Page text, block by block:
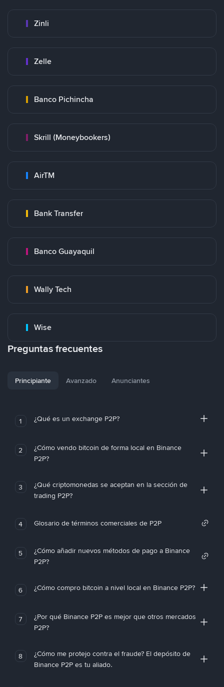
Zinli
Zelle
Banco Pichincha
Skrill (Moneybookers)
AirTM
Bank Transfer
Banco Guayaquil
Wally Tech
Wise
Preguntas frecuentes
Principiante Avanzado Anunciantes
1 ¿Qué es un exchange P2P?
2
¿Cómo vendo bitcoin de forma local en Binance
P2P?
3
¿Qué criptomonedas se aceptan en la sección de
trading P2P?
4 Glosario de términos comerciales de P2P
5
¿Cómo añadir nuevos métodos de pago a Binance
P2P?
6 ¿Cómo compro bitcoin a nivel local en Binance P2P?
7
¿Por qué Binance P2P es mejor que otros mercados
P2P?
8
¿Cómo me protejo contra el fraude? El depósito de
Binance P2P es tu aliado.